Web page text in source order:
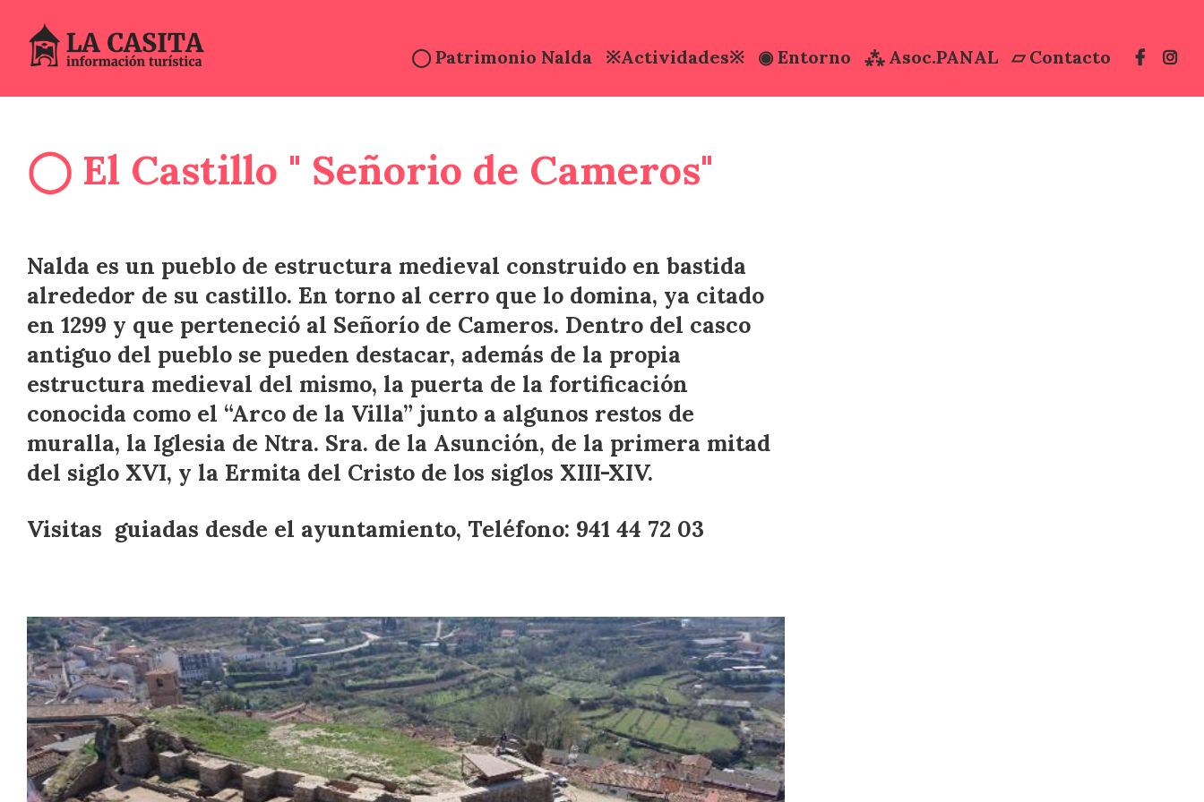
◯ Patrimonio Nalda
◯ Fiestas Ciruela
※Actividades※ ◉ Entorno
◉ Comer / Dormir
⁂ Asoc.PANAL ▱ Contacto
◯ El Castillo " Señorio de Cameros"
Nalda es un pueblo de estructura medieval construido en bastida
alrededor de su castillo. En torno al cerro que lo domina, ya citado
en 1299 y que perteneció al Señorío de Cameros. Dentro del casco
antiguo del pueblo se pueden destacar, además de la propia
estructura medieval del mismo, la puerta de la fortificación
conocida como el “Arco de la Villa” junto a algunos restos de
muralla, la Iglesia de Ntra. Sra. de la Asunción, de la primera mitad
del siglo XVI, y la Ermita del Cristo de los siglos XIII-XIV.
Visitas guiadas desde el ayuntamiento, Teléfono: 941 44 72 03